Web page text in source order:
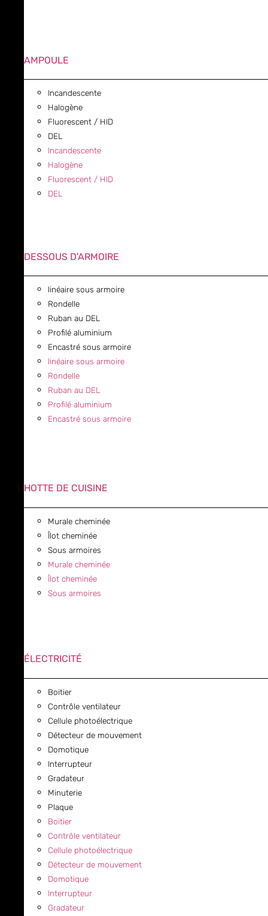
AMPOULE
Incandescente
Halogène
Fluorescent / HID
DEL
Incandescente
Halogène
Fluorescent / HID
DEL
DESSOUS D'ARMOIRE
linéaire sous armoire
Rondelle
Ruban au DEL
Profilé aluminium
Encastré sous armoire
linéaire sous armoire
Rondelle
Ruban au DEL
Profilé aluminium
Encastré sous armoire
HOTTE DE CUISINE
Murale cheminée
Îlot cheminée
Sous armoires
Murale cheminée
Îlot cheminée
Sous armoires
ÉLECTRICITÉ
Boitier
Contrôle ventilateur
Cellule photoélectrique
Détecteur de mouvement
Domotique
Interrupteur
Gradateur
Minuterie
Plaque
Boitier
Contrôle ventilateur
Cellule photoélectrique
Détecteur de mouvement
Domotique
Interrupteur
Gradateur